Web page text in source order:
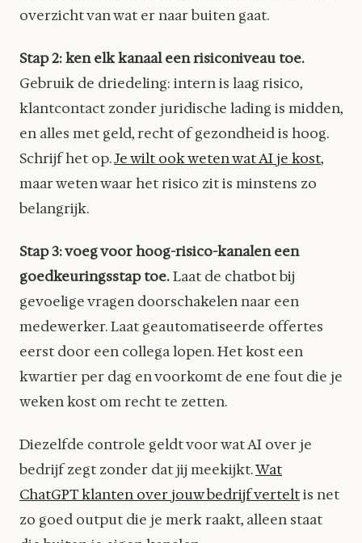
overzicht van wat er naar buiten gaat.
Stap 2: ken elk kanaal een risiconiveau toe.
Gebruik de driedeling: intern is laag risico,
klantcontact zonder juridische lading is midden,
en alles met geld, recht of gezondheid is hoog.
Schrijf het op.Je wilt ook weten wat AI je kost,
maar weten waar het risico zit is minstens zo
belangrijk.
Stap 3: voeg voor hoog-risico-kanalen een
goedkeuringsstap toe.Laat de chatbot bij
gevoelige vragen doorschakelen naar een
medewerker. Laat geautomatiseerde offertes
eerst door een collega lopen. Het kost een
kwartier per dag en voorkomt de ene fout die je
weken kost om recht te zetten.
Diezelfde controle geldt voor wat AI over je
bedrijf zegt zonder dat jij meekijkt.Wat
ChatGPT klanten over jouw bedrijf verteltis net
zo goed output die je merk raakt, alleen staat